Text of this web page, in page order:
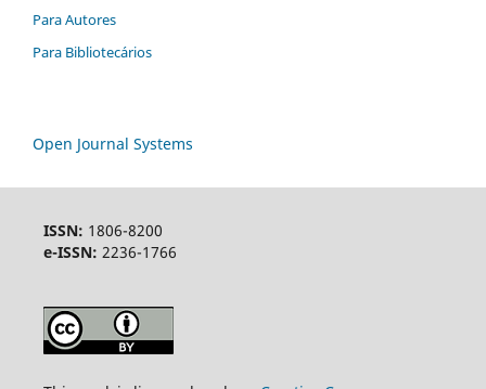
Para Autores
Para Bibliotecários
Open Journal Systems
ISSN: 1806-8200
e-ISSN: 2236-1766